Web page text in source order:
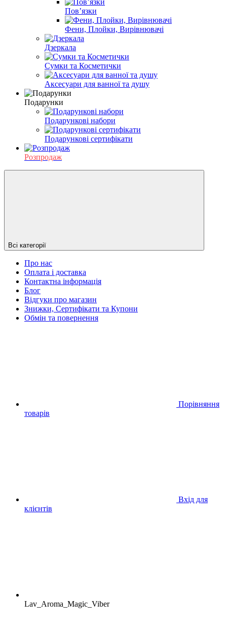
Повʼязки
Фени, Плойки, Вирівнювачі
Дзеркала
Сумки та Косметички
Аксесуари для ванної та душу
Подарунки
Подарункові набори
Подарункові сертифікати
Розпродаж
Всі категорії
Про нас
Оплата і доставка
Контактна інформація
Блог
Відгуки про магазин
Знижки, Сертифікати та Купони
Обмін та повернення
Порівняння
товарів
Вхід для
клієнтів
Lav_Aroma_Magic_Viber